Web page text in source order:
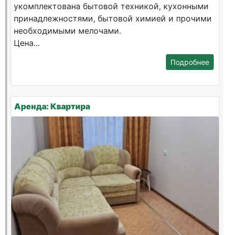
укомплектована бытовой техникой, кухонными
принадлежностями, бытовой химией и прочими
необходимыми мелочами.
Цена...
Подробнее
Аренда: Квартира